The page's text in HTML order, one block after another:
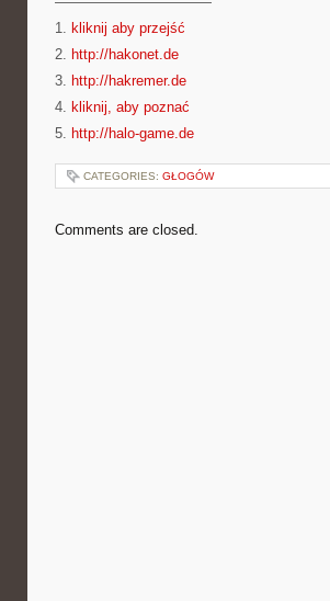
1. kliknij aby przejść
2. http://hakonet.de
3. http://hakremer.de
4. kliknij, aby poznać
5. http://halo-game.de
CATEGORIES: GŁOGÓW
Comments are closed.